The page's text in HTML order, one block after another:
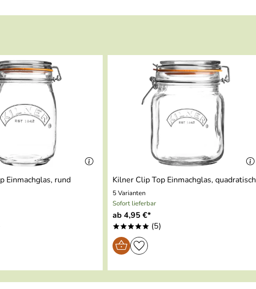
Einmachglas, rund Kilner Clip Top Einmachglas, quadratisch
5 Varianten
Sofort lieferbar
ab 4,95 €*
***** (5)